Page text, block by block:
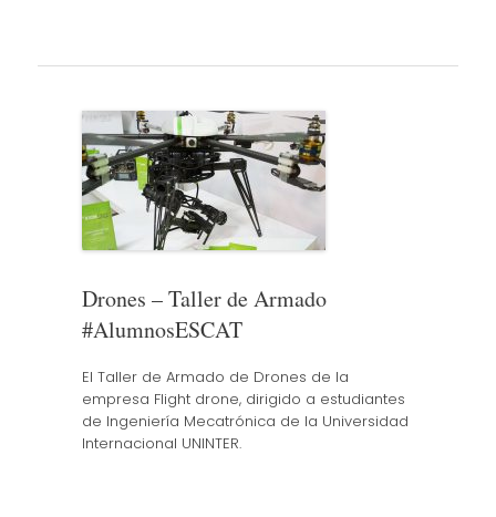
Drones – Taller de Armado
#AlumnosESCAT
El Taller de Armado de Drones de la
empresa Flight drone, dirigido a estudiantes
de Ingeniería Mecatrónica de la Universidad
Internacional UNINTER.